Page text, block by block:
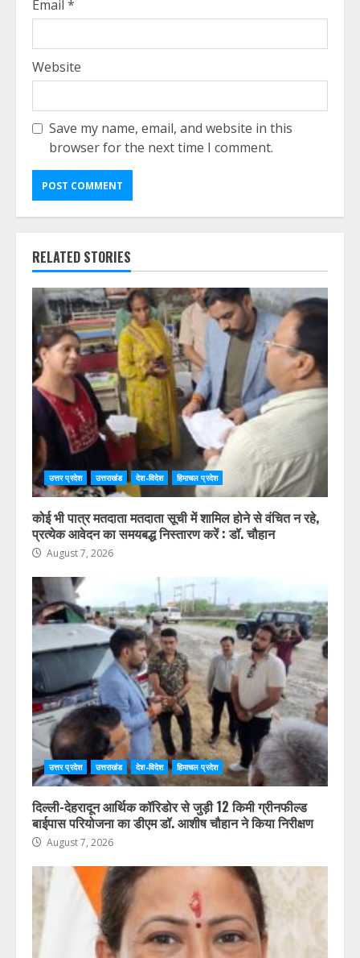
Email *
Website
Save my name, email, and website in this
browser for the next time I comment.
RELATED STORIES
उत्तर प्रदेश उत्तराखंड देश-विदेश हिमाचल प्रदेश
कोई भी पात्र मतदाता मतदाता सूची में शामिल होने से वंचित न रहे,
प्रत्येक आवेदन का समयबद्ध निस्तारण करें : डॉ. चौहान
August 7, 2026
उत्तर प्रदेश उत्तराखंड देश-विदेश हिमाचल प्रदेश
दिल्ली-देहरादून आर्थिक कॉरिडोर से जुड़ी 12 किमी ग्रीनफील्ड
बाईपास परियोजना का डीएम डॉ. आशीष चौहान ने किया निरीक्षण
August 7, 2026